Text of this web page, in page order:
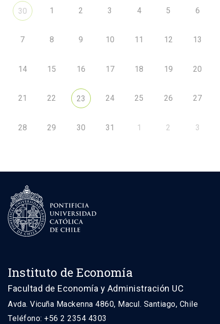
30 1 2 3 4 5 6
7 8 9 10 11 12 13
14 15 16 17 18 19 20
21 22 23 24 25 26 27
28 29 30 31 1 2 3
Instituto de Economía
Facultad de Economía y Administración UC
Avda. Vicuña Mackenna 4860, Macul. Santiago, Chile
Teléfono: +56 2 2354 4303